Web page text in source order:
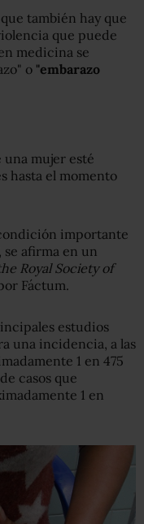
también hay que
que puede
medicina se
o "embarazo
mujer esté
hasta el momento
importante
se afirma en un
Royal Society of
Fáctum.
estudios
una incidencia, a las
1 en 475
casos que
1 en